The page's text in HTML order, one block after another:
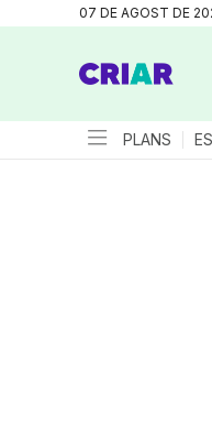
07 DE AGOST DE
PLANS